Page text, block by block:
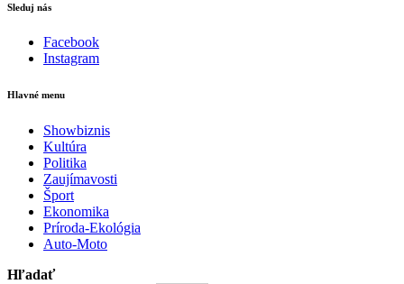
Sleduj nás
Facebook
Instagram
Hlavné menu
Showbiznis
Kultúra
Politika
Zaujímavosti
Šport
Ekonomika
Príroda-Ekológia
Auto-Moto
Hľadať